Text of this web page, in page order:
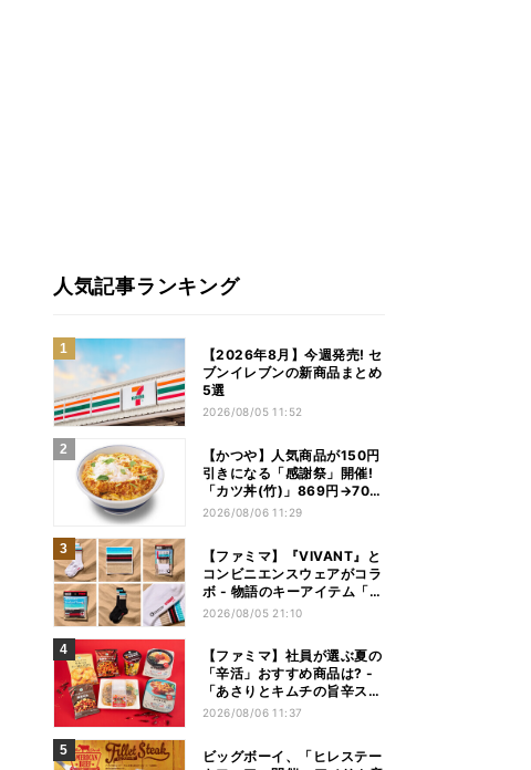
人気記事ランキング
【2026年8月】今週発売! セ
ブンイレブンの新商品まとめ
5選
2026/08/05 11:52
【かつや】人気商品が150円
引きになる「感謝祭」開催!
「カツ丼(竹)」869円→704
円、「ロースカツ定食」913
2026/08/06 11:29
【ファミマ】『VIVANT』と
コンビニエンスウェアがコラ
ボ - 物語のキーアイテム「別
班饅頭」も発売
2026/08/05 21:10
【ファミマ】社員が選ぶ夏の
「辛活」おすすめ商品は? -
「あさりとキムチの旨辛スン
ドゥブチゲ」「鬼金棒監修
ムチキン」など
2026/08/06 11:37
ビッグボーイ、「ヒレステー